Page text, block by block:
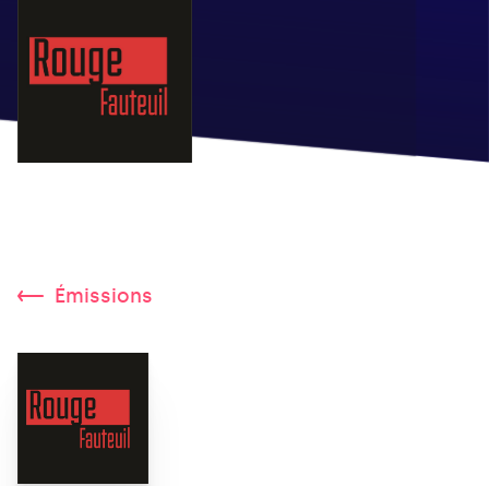
Émissions